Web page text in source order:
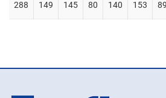
288 149 145 80 140 153 89